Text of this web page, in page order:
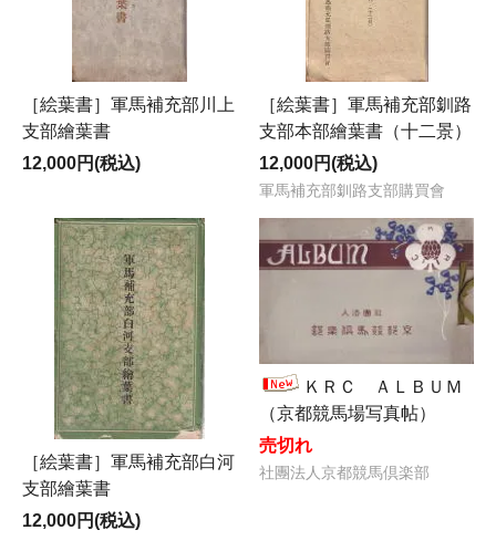
［絵葉書］軍馬補充部川上
支部繪葉書
12,000円(税込)
［絵葉書］軍馬補充部釧路
支部本部繪葉書（十二景）
12,000円(税込)
軍馬補充部釧路支部購買會
［絵葉書］軍馬補充部白河
支部繪葉書
12,000円(税込)
ＫＲＣ ＡＬＢＵＭ
（京都競馬場写真帖）
売切れ
社團法人京都競馬倶楽部